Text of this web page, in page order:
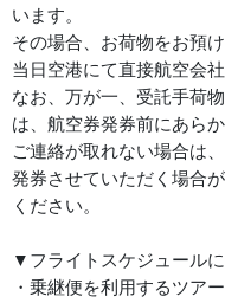
います。
その場合、お荷物をお預
当日空港にて直接航空会
なお、万が一、受託手荷
は、航空券発券前にあら
ご連絡が取れない場合は
発券させていただく場合
ください。
▼フライトスケジュール
・乗継便を利用するツア